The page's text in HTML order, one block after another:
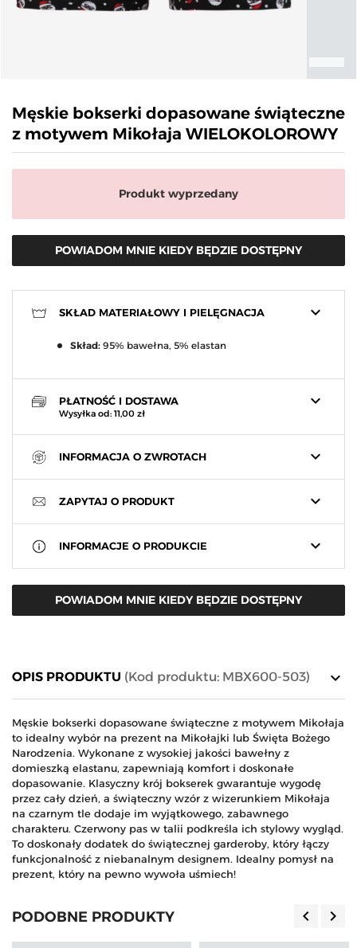
Męskie bokserki dopasowane świąteczne
z motywem Mikołaja WIELOKOLOROWY
Produkt wyprzedany
POWIADOM MNIE KIEDY BĘDZIE DOSTĘPNY
keyboard_arrow_down
SKŁAD MATERIAŁOWY I PIELĘGNACJA
Skład: 95% bawełna, 5% elastan
keyboard_arrow_down
PŁATNOŚĆ I DOSTAWA
Wysyłka od: 11,00 zł
keyboard_arrow_down
INFORMACJA O ZWROTACH
keyboard_arrow_down
ZAPYTAJ O PRODUKT
keyboard_arrow_down
INFORMACJE O PRODUKCIE
POWIADOM MNIE KIEDY BĘDZIE DOSTĘPNY
keyboard_arrow_down
OPIS PRODUKTU (Kod produktu: MBX600-503)
Męskie bokserki dopasowane świąteczne z motywem Mikołaja
to idealny wybór na prezent na Mikołajki lub Święta Bożego
Narodzenia. Wykonane z wysokiej jakości bawełny z
domieszką elastanu, zapewniają komfort i doskonałe
dopasowanie. Klasyczny krój bokserek gwarantuje wygodę
przez cały dzień, a świąteczny wzór z wizerunkiem Mikołaja
na czarnym tle dodaje im wyjątkowego, zabawnego
charakteru. Czerwony pas w talii podkreśla ich stylowy wygląd.
To doskonały dodatek do świątecznej garderoby, który łączy
funkcjonalność z niebanalnym designem. Idealny pomysł na
prezent, który na pewno wywoła uśmiech!
PODOBNE PRODUKTY keyboard_arrow_left keyboard_arrow_right